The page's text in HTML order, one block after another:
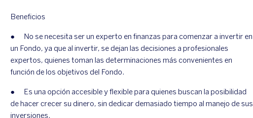
Beneficios
● No se necesita ser un experto en finanzas para comenzar a invertir en
un Fondo, ya que al invertir, se dejan las decisiones a profesionales
expertos, quienes toman las determinaciones más convenientes en
función de los objetivos del Fondo.
● Es una opción accesible y flexible para quienes buscan la posibilidad
de hacer crecer su dinero, sin dedicar demasiado tiempo al manejo de sus
inversiones.